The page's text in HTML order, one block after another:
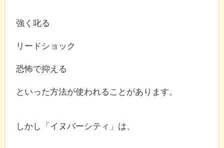
強く叱る
リードショック
恐怖で抑える
といった方法が使われることがあります。
しかし「イヌバーシティ」は、